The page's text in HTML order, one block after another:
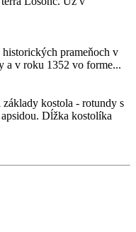
historických prameňoch v
a v roku 1352 vo forme...
kostola - rotundy s
Dĺžka kostolíka